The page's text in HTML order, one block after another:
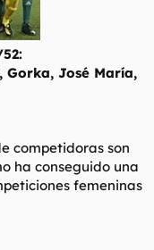
José María,
competidoras son
ha conseguido una
femeninas